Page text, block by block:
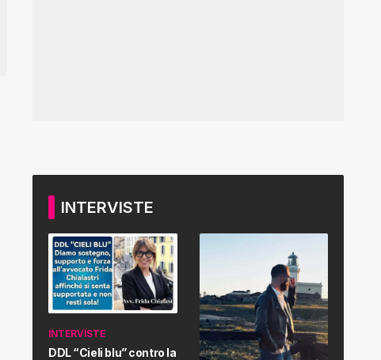
INTERVISTE
INTERVISTE
DDL “Cieli blu” contro la